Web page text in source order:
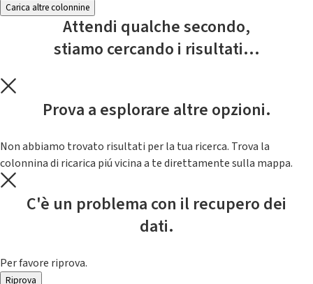
Carica altre colonnine
Attendi qualche secondo,
stiamo cercando i risultati...
Prova a esplorare altre opzioni.
Non abbiamo trovato risultati per la tua ricerca. Trova la
colonnina di ricarica piú vicina a te direttamente sulla mappa.
C'è un problema con il recupero dei
dati.
Per favore riprova.
Riprova